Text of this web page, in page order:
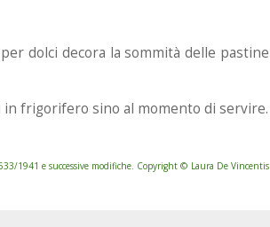
dolci decora la sommità delle pastine
frigorifero sino al momento di servire.
1941 e successive modifiche. Copyright © Laura De Vincentis